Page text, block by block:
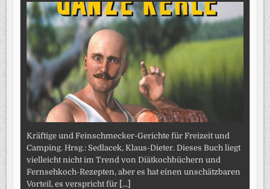
Kräftige und Feinschmecker-Gerichte für Freizeit und
Camping. Hrsg.: Sedlacek, Klaus-Dieter. Dieses Buch liegt
vielleicht nicht im Trend von Diätkochbüchern und
Fernsehkoch-Rezepten, aber es hat einen unschätzbaren
Vorteil, es verspricht für [...]